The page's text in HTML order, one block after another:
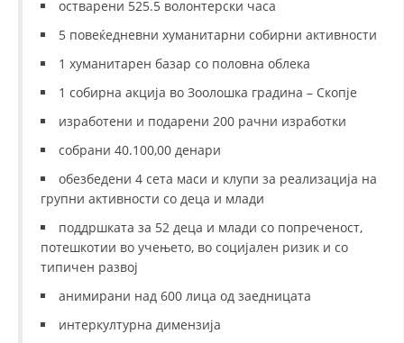
остварени 525.5 волонтерски часа
5 повеќедневни хуманитарни собирни активности
1 хуманитарен базар со половна облека
1 собирна акција во Зоолошка градина – Скопје
изработени и подарени 200 рачни изработки
собрани 40.100,00 денари
обезбедени 4 сета маси и клупи за реализација на
групни активности со деца и млади
поддршката за 52 деца и млади со попреченост,
потешкотии во учењето, во социјален ризик и со
типичен развој
анимирани над 600 лица од заедницата
интеркултурна димензија